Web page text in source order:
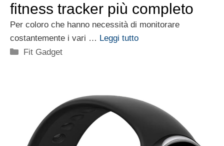
fitness tracker più completo
Per coloro che hanno necessità di monitorare
costantemente i vari … Leggi tutto
Categorie
Fit Gadget